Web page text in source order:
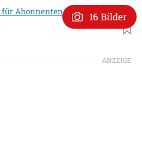
Abonnenten
Foto: Patrick Hoeveler
16 Bilder
ANZEIGE